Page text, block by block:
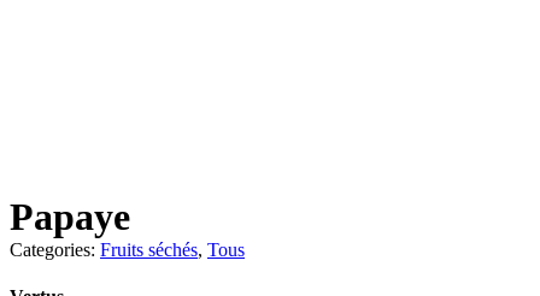
Papaye
Categories: Fruits séchés, Tous